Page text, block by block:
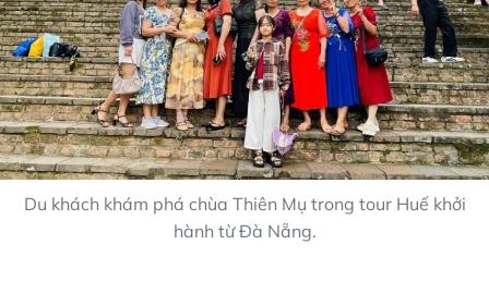
Du khách khám phá chùa Thiên Mụ trong tour Huế khởi
hành từ Đà Nẵng.